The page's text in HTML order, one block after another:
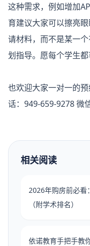
这种需求，例如增加
育建议大家可以擦亮
请材料，而不是某一
划指导。愿每个学生都
也欢迎大家一对一的
话：949-659-9278 微
相关阅读
2026年购房前必看
（附学术排名）
依诺教育手把手教